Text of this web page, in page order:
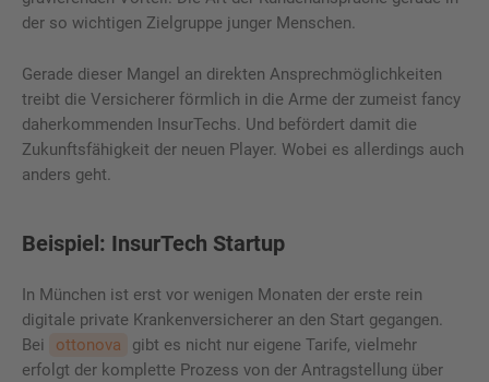
der so wichtigen Zielgruppe junger Menschen.
Gerade dieser Mangel an direkten Ansprechmöglichkeiten
treibt die Versicherer förmlich in die Arme der zumeist fancy
daherkommenden InsurTechs. Und befördert damit die
Zukunftsfähigkeit der neuen Player. Wobei es allerdings auch
anders geht.
Beispiel: InsurTech Startup
In München ist erst vor wenigen Monaten der erste rein
digitale private Krankenversicherer an den Start gegangen.
Bei
ottonova
gibt es nicht nur eigene Tarife, vielmehr
erfolgt der komplette Prozess von der Antragstellung über